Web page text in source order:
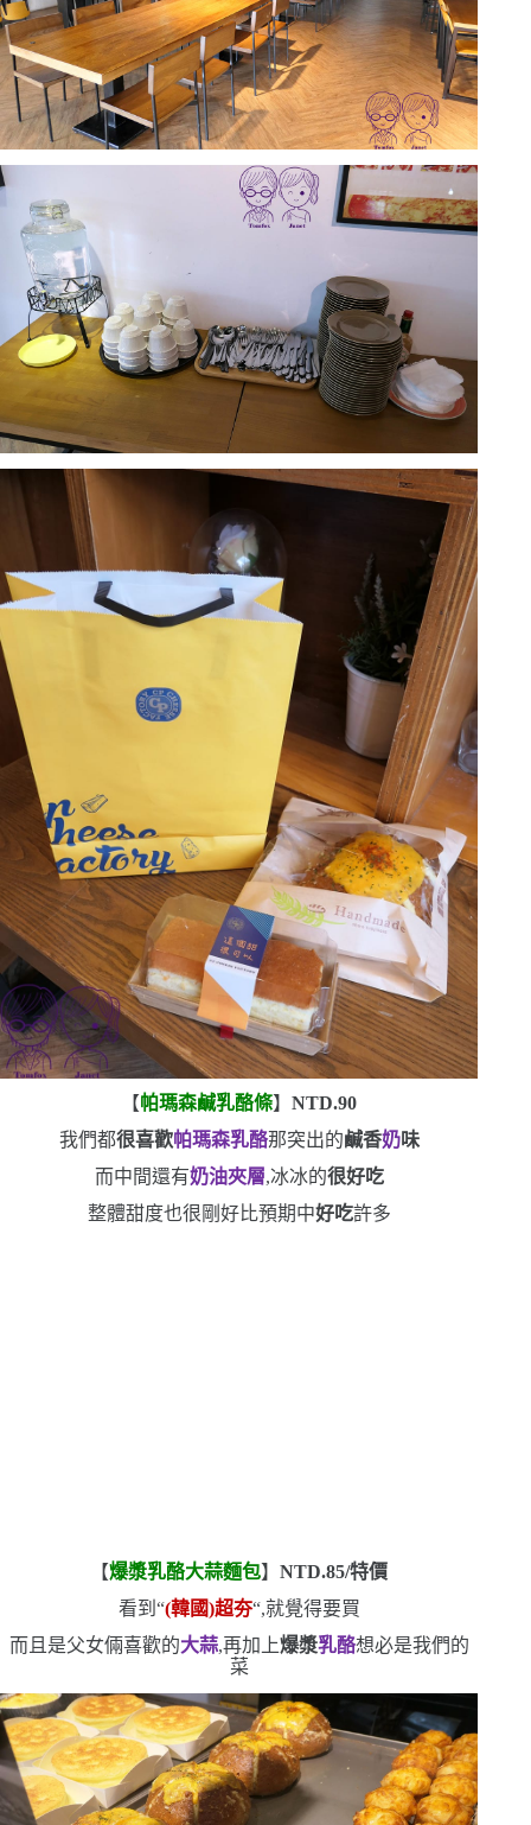
【帕瑪森鹹乳酪條】NTD.90
我們都很喜歡帕瑪森乳酪那突出的鹹香奶味
而中間還有奶油夾層,冰冰的很好吃
整體甜度也很剛好比預期中好吃許多
【爆漿乳酪大蒜麵包】NTD.85/特價
看到 “(韓國)超夯“,就覺得要買
而且是父女倆喜歡的大蒜,再加上爆漿乳酪想必是我們的
菜